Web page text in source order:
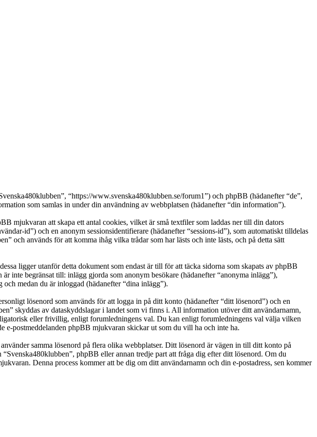
“https://www.svenska480klubben.se/forum1”) och phpBB (hädanefter “de”,
som samlas in under din användning av webbplatsen (hädanefter “din information”).
mjukvaran att skapa ett antal cookies, vilket är små textfiler som laddas ner till din dators
id”) och en anonym sessionsidentifierare (hädanefter “sessions-id”), som automatiskt tilldelas
och används för att komma ihåg vilka trådar som har lästs och inte lästs, och på detta sätt
ligger utanför detta dokument som endast är till för att täcka sidorna som skapats av phpBB
inte begränsat till: inlägg gjorda som anonym besökare (hädanefter “anonyma inlägg”),
medan du är inloggad (hädanefter “dina inlägg”).
lösenord som används för att logga in på ditt konto (hädanefter “ditt lösenord”) och en
skyddas av dataskyddslagar i landet som vi finns i. All information utöver ditt användarnamn,
eller frivillig, enligt forumledningens val. Du kan enligt forumledningens val välja vilken
postmeddelanden phpBB mjukvaran skickar ut som du vill ha och inte ha.
samma lösenord på flera olika webbplatser. Ditt lösenord är vägen in till ditt konto på
phpBB eller annan tredje part att fråga dig efter ditt lösenord. Om du
Denna process kommer att be dig om ditt användarnamn och din e-postadress, sen kommer